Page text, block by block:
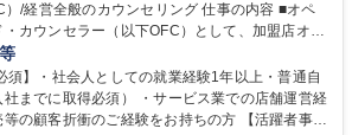
般のカウンセリング 仕事の内容 ■オペ
カウンセラー（以下OFC）として、加盟店オー
エンスストアに対して、経営全般に関わる支援
づく運営支援業務をお任せします。 【業務
売上や販売数等データ分析、売場確認、発注や
行為計画の作成、従業員教育サポート等がござ
須】・社会人としての就業経験1年以上・普通自
までに取得必須） ・サービス業での店舗運営経
客折衝のご経験をお持ちの方 【活躍者事